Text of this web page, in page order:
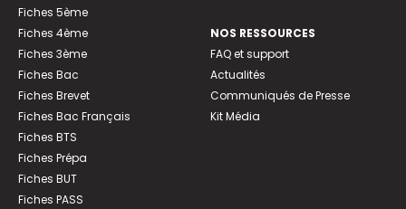
Fiches 5ème
Fiches 4ème
Fiches 3ème
Fiches Bac
Fiches Brevet
Fiches Bac Français
Fiches BTS
Fiches Prépa
Fiches BUT
Fiches PASS
NOS RESSOURCES
FAQ et support
Actualités
Communiqués de Presse
Kit Média